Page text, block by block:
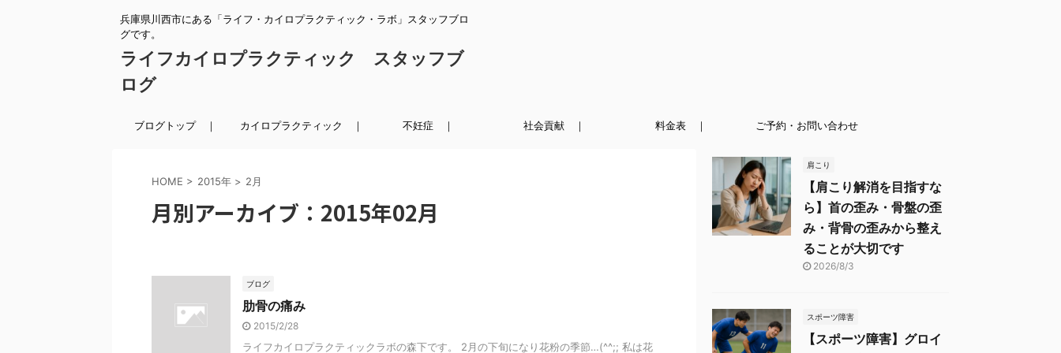
兵庫県川西市にある「ライフ・カイロプラクティック・ラボ」スタッフブロ
グです。
ライフカイロプラクティック スタッフブ
ログ
ブログトップ ｜ カイロプラクティック ｜ 不妊症 ｜ 社会貢献 ｜ 料金表 ｜ ご予約・お問い合わせ
HOME > 2015年 > 2月
月別アーカイブ：2015年02月
ブログ
肋骨の痛み
2015/2/28
ライフカイロプラクティックラボの森下です。 2月の下旬になり花粉の季節…(^^;; 私は花
肩こり
【肩こり解消を目指すな
ら】首の歪み・骨盤の歪
み・背骨の歪みから整え
ることが大切です
2026/8/3
スポーツ障害
【スポーツ障害】グロイ